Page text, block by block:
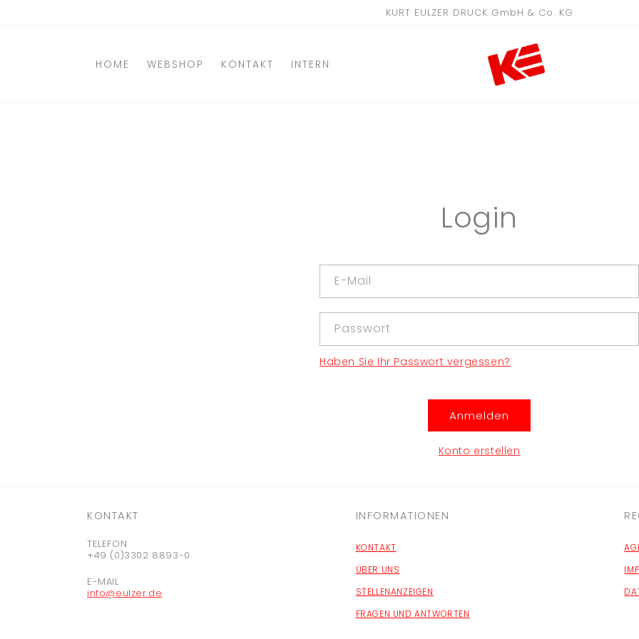
KURT EULZER DRUCK GmbH & Co. KG
HOME WEBSHOP KONTAKT INTERN
Login
E-Mail
Passwort
Haben Sie Ihr Passwort vergessen?
Anmelden
Konto erstellen
KONTAKT
TELEFON
+49 (0)3302 8893-0
E-MAIL
info@eulzer.de
INFORMATIONEN
KONTAKT
ÜBER UNS
STELLENANZEIGEN
FRAGEN UND ANTWORTEN